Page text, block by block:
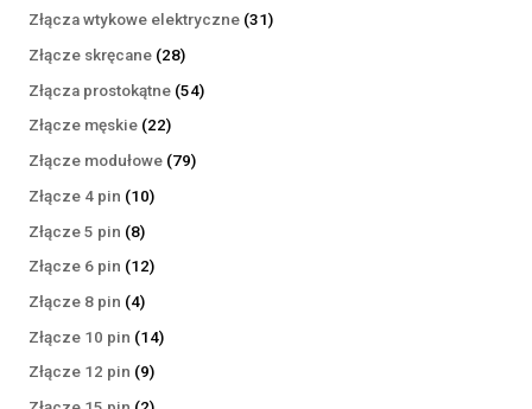
produkty
Złącza wtykowe elektryczne 3131
Złącze skręcane 2828
produktów
Złącza prostokątne 5454
Złącze męskie 2222
produkty
Złącze modułowe 7979
Złącze 4 pin 1010
Złącze 5 pin 88
produktów
Złącze 6 pin 1212
Złącze 8 pin 44
produkty
Złącze 10 pin 1414
Złącze 12 pin 99
produktów